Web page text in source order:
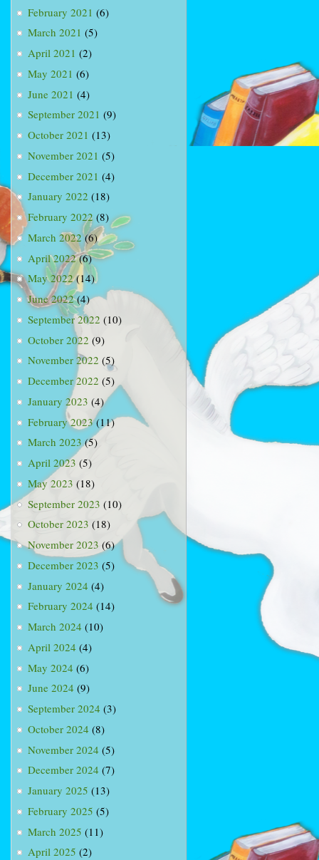
February 2021 (6)
March 2021 (5)
April 2021 (2)
May 2021 (6)
June 2021 (4)
September 2021 (9)
October 2021 (13)
November 2021 (5)
December 2021 (4)
January 2022 (18)
February 2022 (8)
March 2022(6)
April 2022(6)
May 2022(14)
June 2022(4)
September 2022 (10)
October 2022 (9)
November 2022 (5)
December 2022 (5)
January 2023 (4)
February 2023(11)
March 2023(5)
April 2023 (5)
May 2023 (18)
September 2023 (10)
October 2023 (18)
November 2023 (6)
December 2023 (5)
January 2024 (4)
February 2024 (14)
March 2024 (10)
April 2024 (4)
May 2024 (6)
June 2024 (9)
September 2024 (3)
October 2024 (8)
November 2024 (5)
December 2024 (7)
January 2025 (13)
February 2025 (5)
March 2025 (11)
April 2025 (2)